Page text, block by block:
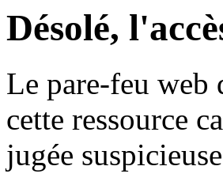
Désolé,
Le pare-feu web
cette ressource
jugée